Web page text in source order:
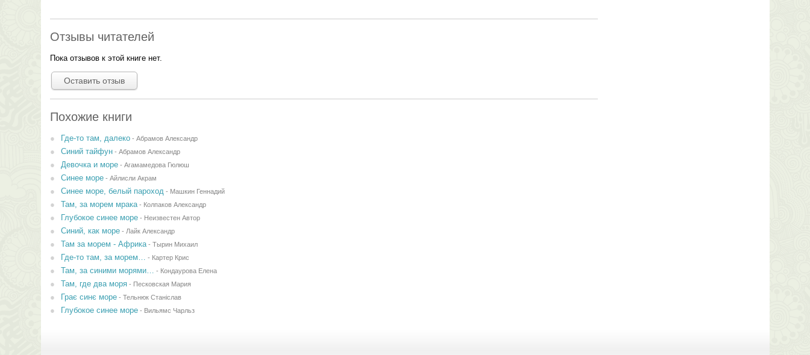
Отзывы читателей
Пока отзывов к этой книге нет.
Оставить отзыв
Похожие книги
Где-то там, далеко- Абрамов Александр
Синий тайфун- Абрамов Александр
Девочка и море- Агамамедова Гюлюш
Синее море- Айлисли Акрам
Синее море, белый пароход - Машкин Геннадий
Там, за морем мрака- Колпаков Александр
Глубокое синее море- Неизвестен Автор
Синий, как море- Лайк Александр
Там за морем - Африка- Тырин Михаил
Где-то там, за морем… - Картер Крис
Там, за синими морями… - Кондаурова Елена
Там, где два моря- Песковская Мария
Грає синє море- Тельнюк Станіслав
Глубокое синее море- Вильямс Чарльз